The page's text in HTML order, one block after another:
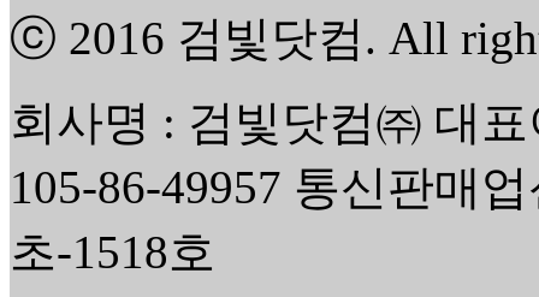
ⓒ 2016 검빛닷컴. All
회사명 : 검빛닷컴㈜ 대
105-86-49957 통신판매
초-1518호